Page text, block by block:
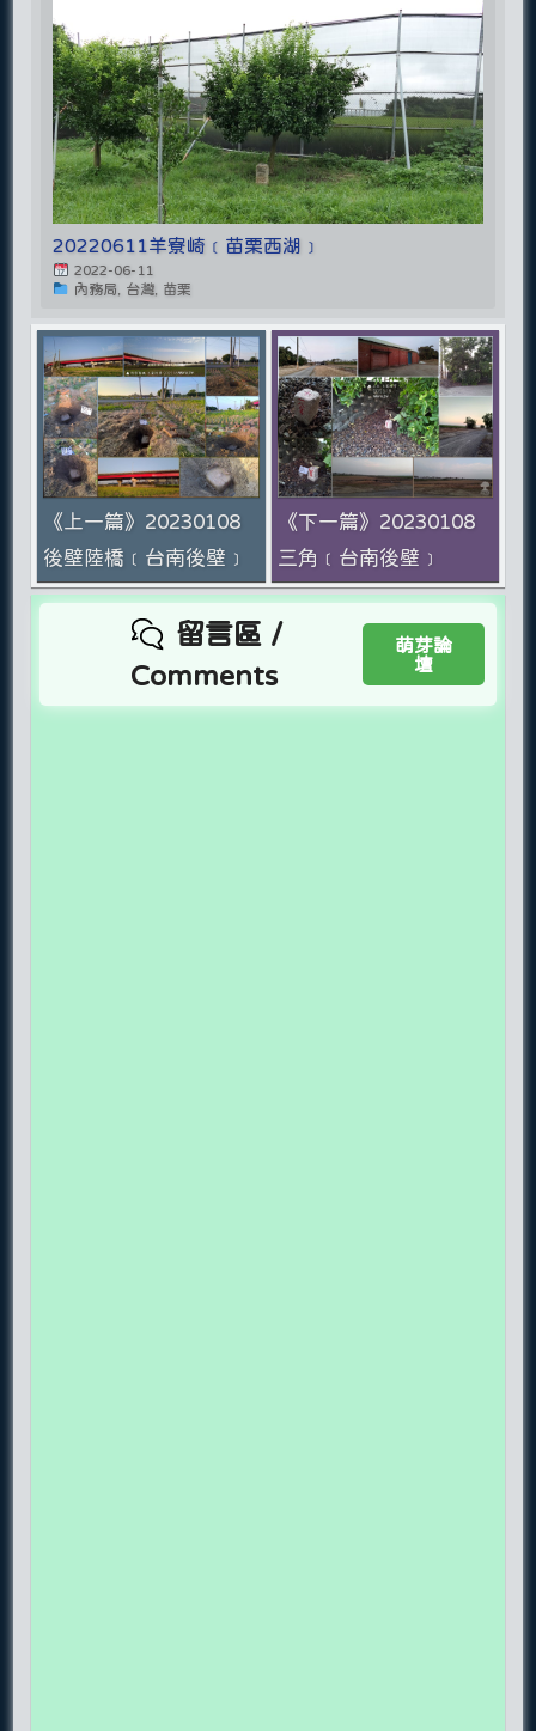
20220611羊寮崎﹝苗栗西湖﹞
2022-06-11
內務局, 台灣, 苗栗
《上一篇》20230108
後壁陸橋﹝台南後壁﹞
《下一篇》20230108
三角﹝台南後壁﹞
留言區 /
Comments
萌芽論
壇